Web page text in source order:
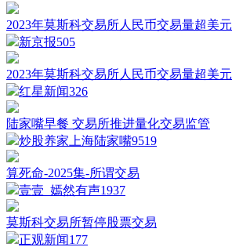
2023年莫斯科交易所人民币交易量超美元
新京报505
2023年莫斯科交易所人民币交易量超美元
红星新闻326
陆家嘴早餐 交易所推进量化交易监管
炒股养家上海陆家嘴9519
算死命-2025集-所谓交易
壹壹_嫣然有声1937
莫斯科交易所暂停股票交易
正观新闻177